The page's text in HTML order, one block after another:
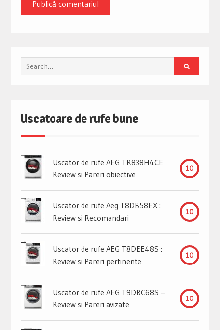
Search
for:
Uscatoare de rufe bune
Uscator de rufe AEG TR838H4CE
Review si Pareri obiective
10
Uscator de rufe Aeg T8DB58EX :
Review si Recomandari
10
Uscator de rufe AEG T8DEE48S :
Review si Pareri pertinente
10
Uscator de rufe AEG T9DBC68S –
Review si Pareri avizate
10